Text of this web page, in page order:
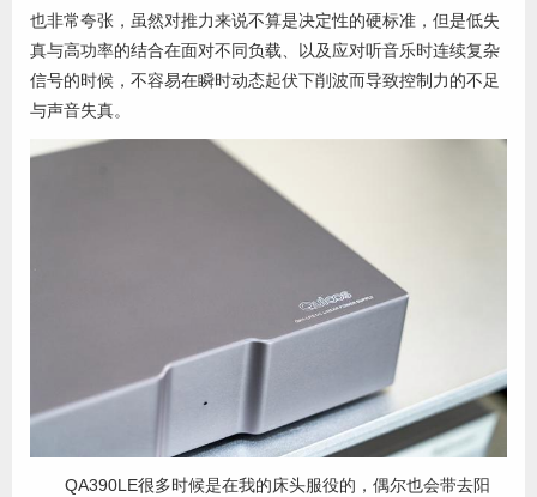
也非常夸张，虽然对推力来说不算是决定性的硬标准，但是低失
真与高功率的结合在面对不同负载、以及应对听音乐时连续复杂
信号的时候，不容易在瞬时动态起伏下削波而导致控制力的不足
与声音失真。
QA390LE很多时候是在我的床头服役的，偶尔也会带去阳